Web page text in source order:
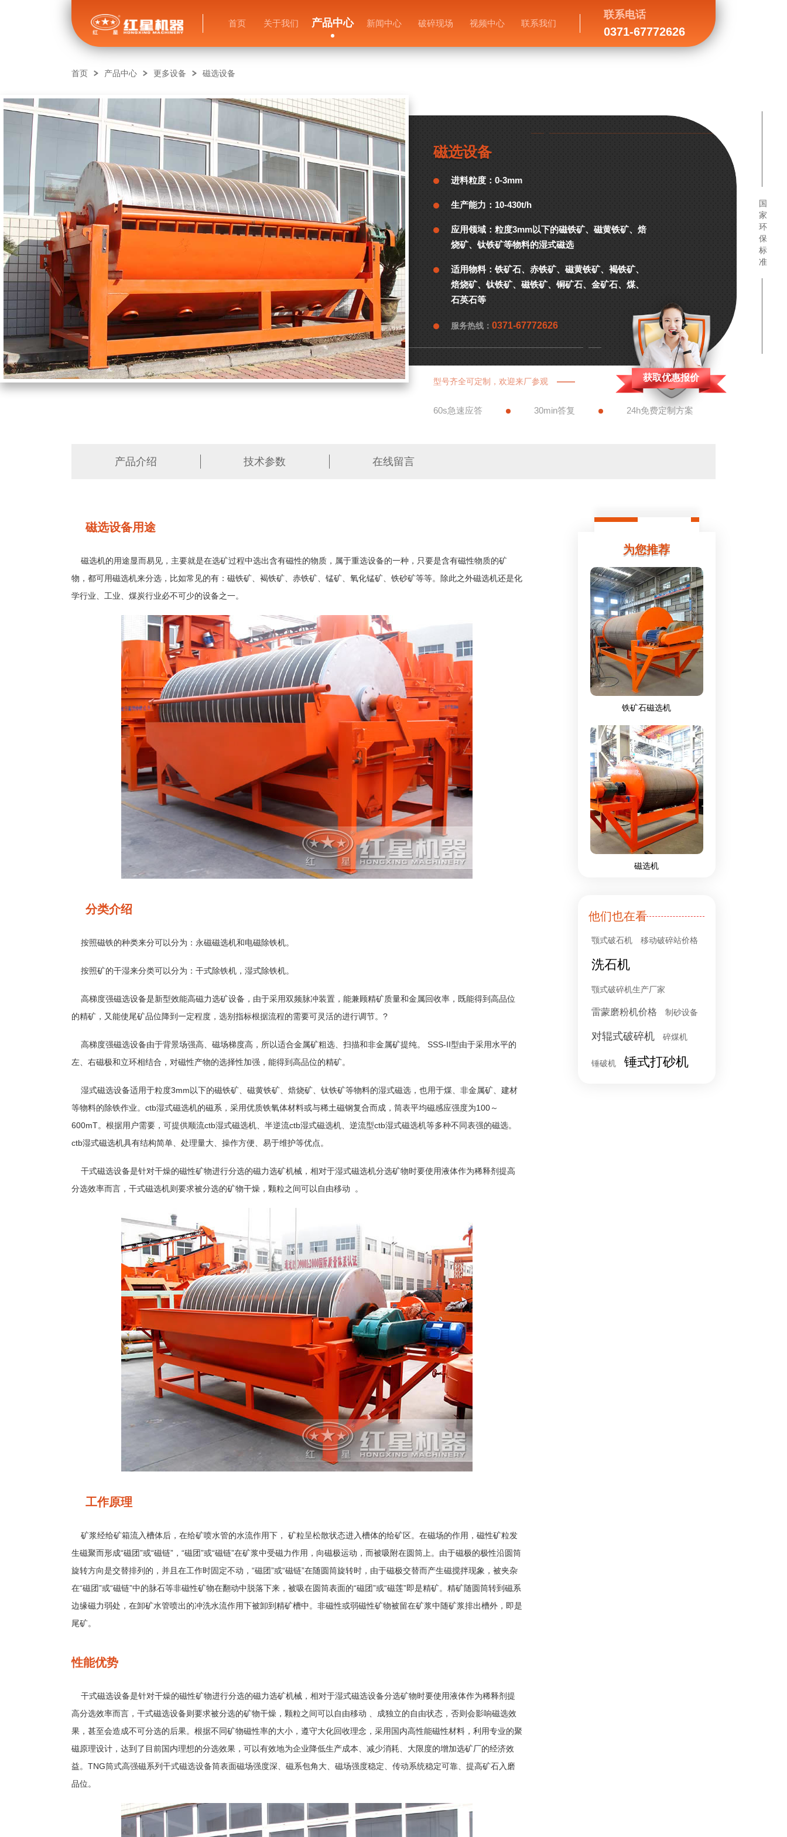
首页 关于我们 产品中心 新闻中心 破碎现场 视频中心 联系我们
联系电话
0371-67772626
首页 产品中心 更多设备 磁选设备
磁选设备
进料粒度：0-3mm
生产能力： 10-430t/h
应用领域：粒度3mm以下的磁铁矿、磁黄铁矿、焙
烧矿、钛铁矿等物料的湿式磁选
适用物料：铁矿石、赤铁矿、磁黄铁矿、褐铁矿、
焙烧矿、钛铁矿、磁铁矿、铜矿石、金矿石、煤、
石英石等
服务热线：0371-67772626
获取优惠报价
型号齐全可定制，欢迎来厂参观
60s急速应答 30min答复 24h免费定制方案
国
家
环
保
标
准
产品介绍 技术参数 在线留言
磁选设备用途
磁选机的用途显而易见，主要就是在选矿过程中选出含有磁性的物质，属于重选设备的一种，只要是含有磁性物质的矿
物，都可用磁选机来分选，比如常见的有：磁铁矿、褐铁矿、赤铁矿、锰矿、氧化锰矿、铁砂矿等等。除此之外磁选机还是化
学行业、工业、煤炭行业必不可少的设备之一。
分类介绍
按照磁铁的种类来分可以分为：永磁磁选机和电磁除铁机。
按照矿的干湿来分类可以分为：干式除铁机，湿式除铁机。
高梯度强磁选设备是新型效能高磁力选矿设备，由于采用双频脉冲装置，能兼顾精矿质量和金属回收率，既能得到高品位
的精矿，又能使尾矿品位降到一定程度，选别指标根据流程的需要可灵活的进行调节。?
高梯度强磁选设备由于背景场强高、磁场梯度高，所以适合金属矿粗选、扫描和非金属矿提纯。 SSS-II型由于采用水平的
左、右磁极和立环相结合，对磁性产物的选择性加强，能得到高品位的精矿。
湿式磁选设备适用于粒度3mm以下的磁铁矿、磁黄铁矿、焙烧矿、钛铁矿等物料的湿式磁选，也用于煤、非金属矿、建材
等物料的除铁作业。ctb湿式磁选机的磁系，采用优质铁氧体材料或与稀土磁钢复合而成，筒表平均磁感应强度为100～
600mT。根据用户需要，可提供顺流ctb湿式磁选机、半逆流ctb湿式磁选机、逆流型ctb湿式磁选机等多种不同表强的磁选。
ctb湿式磁选机具有结构简单、处理量大、操作方便、易于维护等优点。
干式磁选设备是针对干燥的磁性矿物进行分选的磁力选矿机械，相对于湿式磁选机分选矿物时要使用液体作为稀释剂提高
分选效率而言，干式磁选机则要求被分选的矿物干燥，颗粒之间可以自由移动 。
工作原理
矿浆经给矿箱流入槽体后，在给矿喷水管的水流作用下， 矿粒呈松散状态进入槽体的给矿区。在磁场的作用，磁性矿粒发
生磁聚而形成“磁团”或“磁链”，“磁团”或“磁链”在矿浆中受磁力作用，向磁极运动，而被吸附在圆筒上。由于磁极的极性沿圆筒
旋转方向是交替排列的，并且在工作时固定不动，“磁团”或“磁链”在随圆筒旋转时，由于磁极交替而产生磁搅拌现象，被夹杂
在“磁团”或“磁链”中的脉石等非磁性矿物在翻动中脱落下来，被吸在圆筒表面的“磁团”或“磁莲”即是精矿。精矿随圆筒转到磁系
边缘磁力弱处，在卸矿水管喷出的冲洗水流作用下被卸到精矿槽中。非磁性或弱磁性矿物被留在矿浆中随矿浆排出槽外，即是
尾矿。
性能优势
干式磁选设备是针对干燥的磁性矿物进行分选的磁力选矿机械，相对于湿式磁选设备分选矿物时要使用液体作为稀释剂提
高分选效率而言，干式磁选设备则要求被分选的矿物干燥，颗粒之间可以自由移动 、成独立的自由状态，否则会影响磁选效
果，甚至会造成不可分选的后果。根据不同矿物磁性率的大小，遵守大化回收理念，采用国内高性能磁性材料，利用专业的聚
磁原理设计，达到了目前国内理想的分选效果，可以有效地为企业降低生产成本、减少消耗、大限度的增加选矿厂的经济效
益。TNG筒式高强磁系列干式磁选设备筒表面磁场强度深、磁系包角大、磁场强度稳定、传动系统稳定可靠、提高矿石入磨
品位。
为您推荐
铁矿石磁选机
磁选机
他们也在看
颚式破石机 移动破碎站价格
洗石机
颚式破碎机生产厂家
雷蒙磨粉机价格 制砂设备
对辊式破碎机 碎煤机
锤破机 锤式打砂机